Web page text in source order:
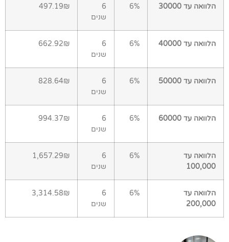
הלוואה עד 30000 6%
6
שנים
497.19₪
הלוואה עד 40000 6%
6
שנים
662.92₪
הלוואה עד 50000 6%
6
שנים
828.64₪
הלוואה עד 60000 6%
6
שנים
994.37₪
הלוואה עד
100,000
6%
6
שנים
1,657.29₪
הלוואה עד
200,000
6%
6
שנים
3,314.58₪